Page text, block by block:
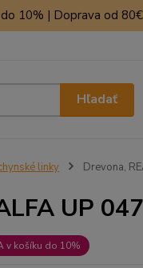
10% | Doprava od
Hľadať
linky Drevona,
UP
v košíku do 10%